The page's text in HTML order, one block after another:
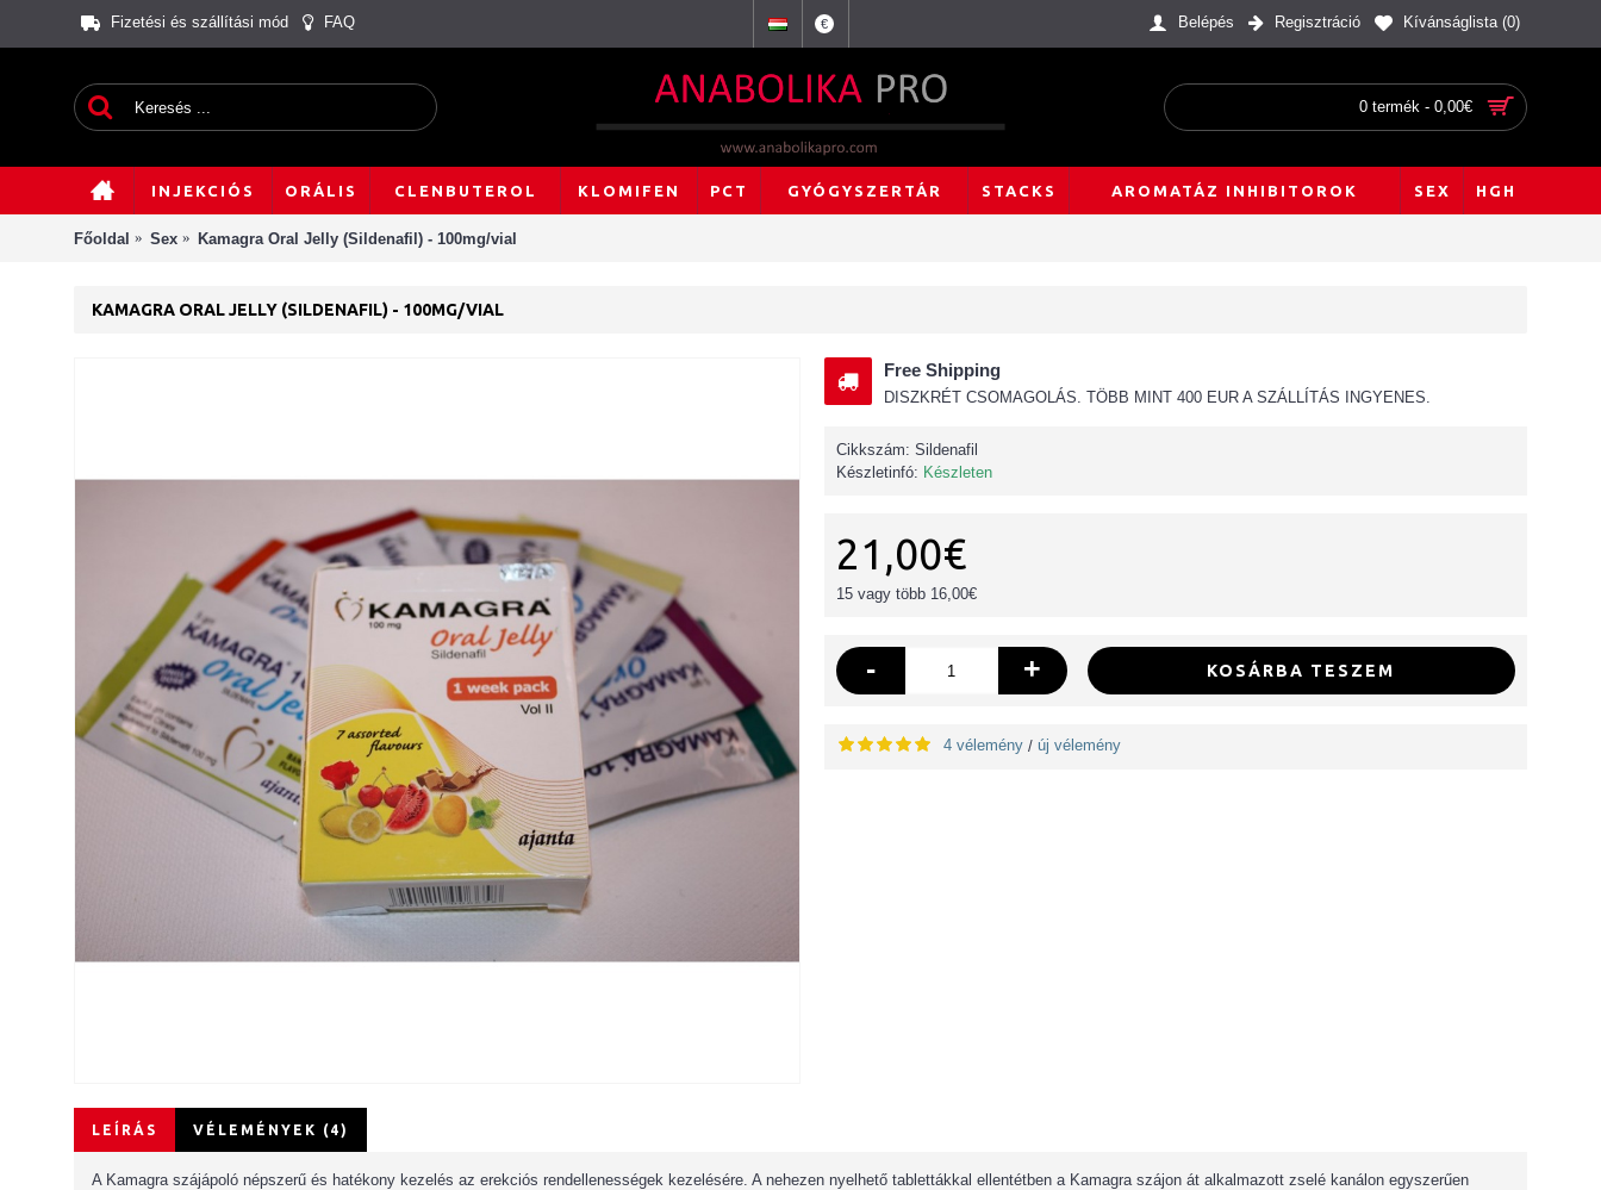
Fizetési és szállítási mód FAQ € Belépés Regisztráció Kívánságlista (0)
0 termék - 0,00€
INJEKCIÓS ORÁLIS CLENBUTEROL KLOMIFEN PCT GYÓGYSZERTÁR STACKS AROMATÁZ INHIBITOROK SEX HGH
Főoldal Sex Kamagra Oral Jelly (Sildenafil) - 100mg/vial
KAMAGRA ORAL JELLY (SILDENAFIL) - 100MG/VIAL
Free Shipping
DISZKRÉT CSOMAGOLÁS. TÖBB MINT 400 EUR A SZÁLLÍTÁS INGYENES.
Cikkszám: Sildenafil
Készletinfó: Készleten
21,00€
15 vagy több 16,00€
- + KOSÁRBA TESZEM
4 vélemény / új vélemény
LEÍRÁS VÉLEMÉNYEK (4)
A Kamagra szájápoló népszerű és hatékony kezelés az erekciós rendellenességek kezelésére. A nehezen nyelhető tablettákkal ellentétben a Kamagra szájon át alkalmazott zselé kanálon egyszerűen